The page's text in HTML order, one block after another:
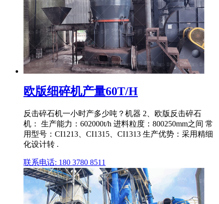
欧版细碎机产量60T/H
反击碎石机一小时产多少吨？机器 2、欧版反击碎石
机： 生产能力：602000t/h 进料粒度：800250mm之间 常
用型号：CI1213、CI1315、CI1313 生产优势：采用精细
化设计转 .
联系电话: 180 3780 8511